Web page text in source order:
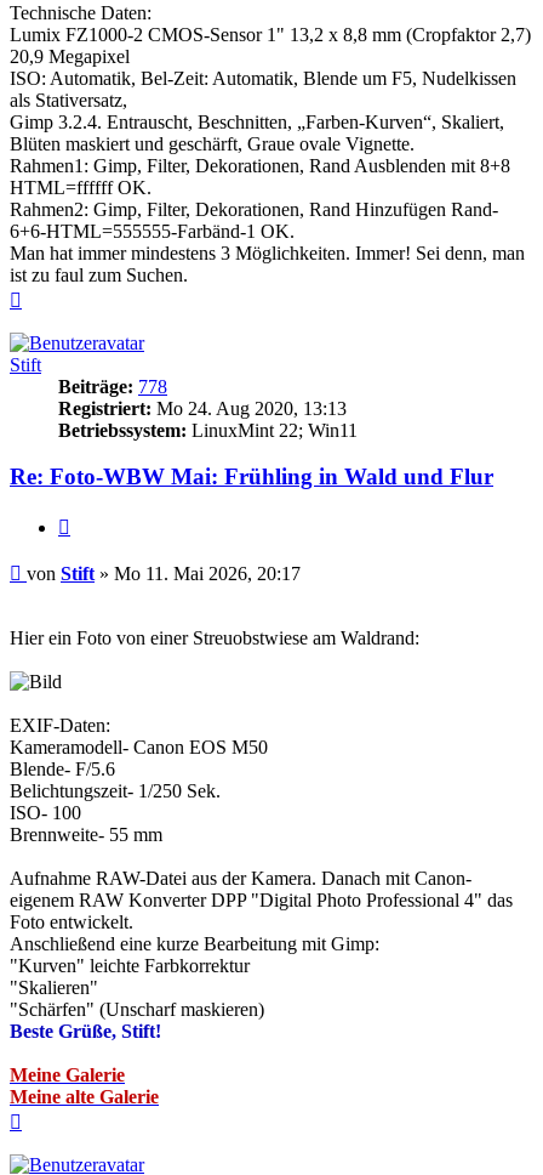
Technische Daten:
Lumix FZ1000-2 CMOS-Sensor 1" 13,2 x 8,8 mm (Cropfaktor 2,7)
20,9 Megapixel
ISO: Automatik, Bel-Zeit: Automatik, Blende um F5, Nudelkissen
als Stativersatz,
Gimp 3.2.4. Entrauscht, Beschnitten, „Farben-Kurven“, Skaliert,
Blüten maskiert und geschärft, Graue ovale Vignette.
Rahmen1: Gimp, Filter, Dekorationen, Rand Ausblenden mit 8+8
HTML=ffffff OK.
Rahmen2: Gimp, Filter, Dekorationen, Rand Hinzufügen Rand-
6+6-HTML=555555-Farbänd-1 OK.
Man hat immer mindestens 3 Möglichkeiten. Immer! Sei denn, man
ist zu faul zum Suchen.
Stift
Beiträge: 778
Registriert: Mo 24. Aug 2020, 13:13
Betriebssystem: LinuxMint 22; Win11
Re: Foto-WBW Mai: Frühling in Wald und Flur
Beitrag
von Stift » Mo 11. Mai 2026, 20:17
Hier ein Foto von einer Streuobstwiese am Waldrand:
EXIF-Daten:
Kameramodell- Canon EOS M50
Blende- F/5.6
Belichtungszeit- 1/250 Sek.
ISO- 100
Brennweite- 55 mm
Aufnahme RAW-Datei aus der Kamera. Danach mit Canon-
eigenem RAW Konverter DPP "Digital Photo Professional 4" das
Foto entwickelt.
Anschließend eine kurze Bearbeitung mit Gimp:
"Kurven" leichte Farbkorrektur
"Skalieren"
"Schärfen" (Unscharf maskieren)
Beste Grüße, Stift!
Meine Galerie
Meine alte Galerie